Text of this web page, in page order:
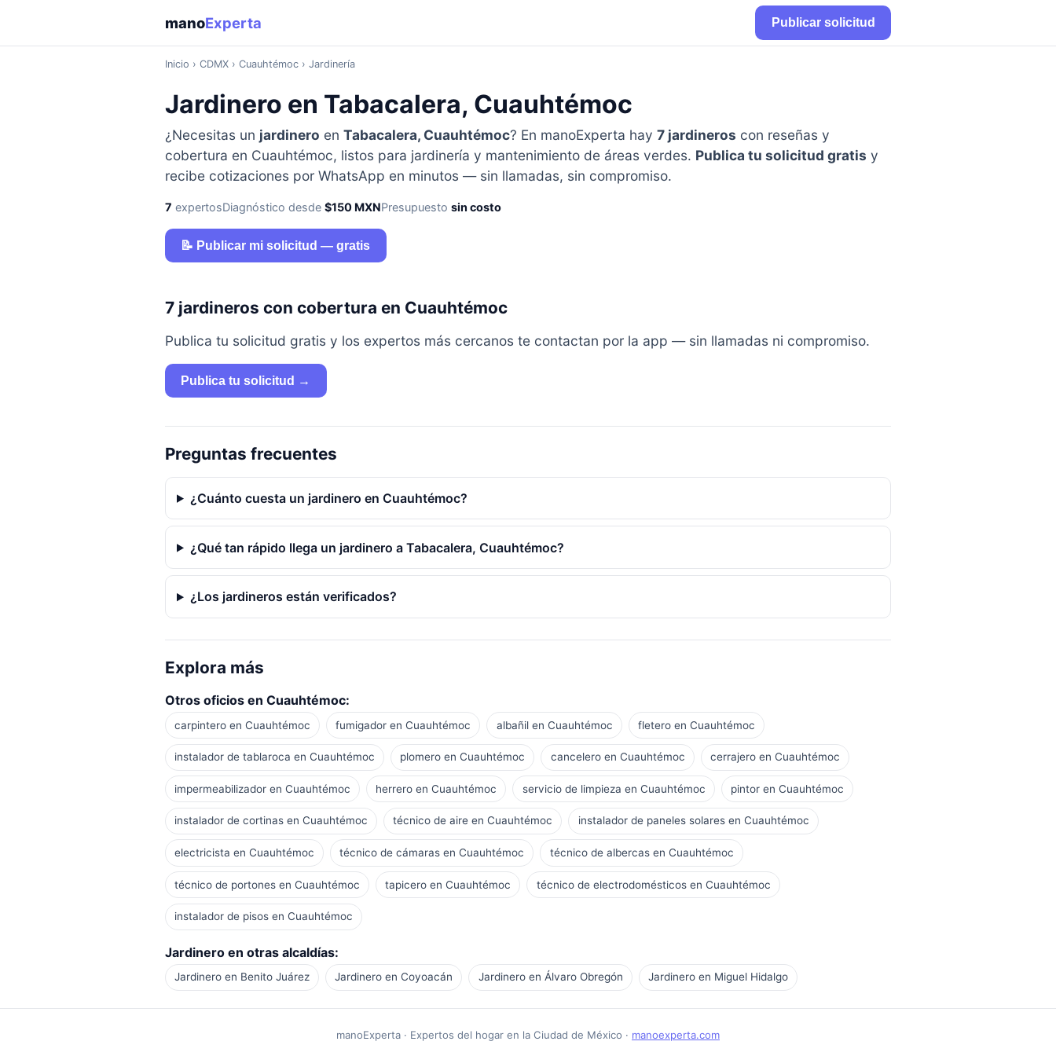
manoExperta Publicar solicitud
Inicio › CDMX› Cuauhtémoc › Jardinería
Jardinero en Tabacalera, Cuauhtémoc
¿Necesitas un jardinero en Tabacalera, Cuauhtémoc? En manoExperta hay 7 jardineros con reseñas y
cobertura en Cuauhtémoc, listos para jardinería y mantenimiento de áreas verdes. Publica tu solicitud gratis y
recibe cotizaciones por WhatsApp en minutos — sin llamadas, sin compromiso.
7 expertosDiagnóstico desde $150 MXNPresupuesto sin costo
📝 Publicar mi solicitud — gratis
7 jardineros con cobertura en Cuauhtémoc
Publica tu solicitud gratis y los expertos más cercanos te contactan por la app — sin llamadas ni compromiso.
Publica tu solicitud →
Preguntas frecuentes
¿Cuánto cuesta un jardinero en Cuauhtémoc?
¿Qué tan rápido llega un jardinero a Tabacalera, Cuauhtémoc?
¿Los jardineros están verificados?
Explora más
Otros oficios en Cuauhtémoc:
carpintero en Cuauhtémoc fumigador en Cuauhtémoc albañil en Cuauhtémoc fletero en Cuauhtémoc
instalador de tablaroca en Cuauhtémoc plomero en Cuauhtémoc cancelero en Cuauhtémoc cerrajero en Cuauhtémoc
impermeabilizador en Cuauhtémoc herrero en Cuauhtémoc servicio de limpieza en Cuauhtémoc pintor en Cuauhtémoc
instalador de cortinas en Cuauhtémoc técnico de aire en Cuauhtémoc instalador de paneles solares en Cuauhtémoc
electricista en Cuauhtémoc técnico de cámaras en Cuauhtémoc técnico de albercas en Cuauhtémoc
técnico de portones en Cuauhtémoc tapicero en Cuauhtémoc técnico de electrodomésticos en Cuauhtémoc
instalador de pisos en Cuauhtémoc
Jardinero en otras alcaldías:
Jardinero en Benito Juárez Jardinero en Coyoacán Jardinero en Álvaro Obregón Jardinero en Miguel Hidalgo
manoExperta · Expertos del hogar en la Ciudad de México · manoexperta.com